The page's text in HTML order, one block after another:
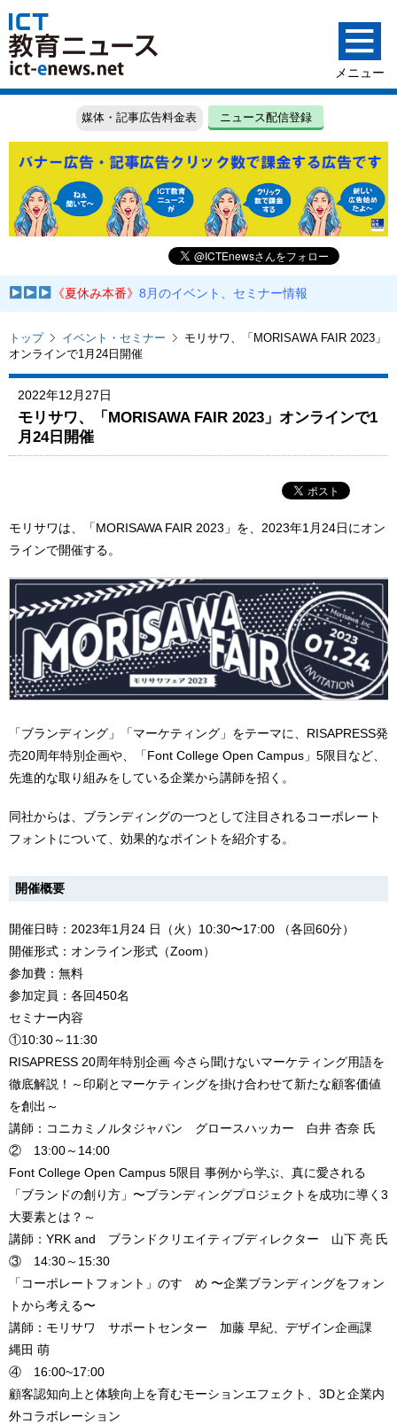
媒体・記事広告料金表 ニュース配信登録
《夏休み本番》8月のイベント、セミナー情報
トップ イベント・セミナー
モリサワ、「MORISAWA FAIR 2023」
オンラインで1月24日開催
2022年12月27日
モリサワ、「MORISAWA FAIR 2023」オンラインで1
月24日開催
モリサワは、「MORISAWA FAIR 2023」を、2023年1月24日にオン
ラインで開催する。
「ブランディング」「マーケティング」をテーマに、RISAPRESS発
売20周年特別企画や、「Font College Open Campus」5限目など、
先進的な取り組みをしている企業から講師を招く。
同社からは、ブランディングの一つとして注目されるコーポレート
フォントについて、効果的なポイントを紹介する。
開催概要
開催日時：2023年1月24 日（火）10:30〜17:00 （各回60分）
開催形式：オンライン形式（Zoom）
参加費：無料
参加定員：各回450名
セミナー内容
①10:30～11:30
RISAPRESS 20周年特別企画 今さら聞けないマーケティング用語を
徹底解説！～印刷とマーケティングを掛け合わせて新たな顧客価値
を創出～
講師：コニカミノルタジャパン グロースハッカー 白井 杏奈 氏
② 13:00～14:00
Font College Open Campus 5限目 事例から学ぶ、真に愛される
「ブランドの創り方」〜ブランディングプロジェクトを成功に導く3
大要素とは？～
講師：YRK and ブランドクリエイティブディレクター 山下 亮 氏
③ 14:30～15:30
「コーポレートフォント」のすゝめ 〜企業ブランディングをフォン
トから考える〜
講師：モリサワ サポートセンター 加藤 早紀、デザイン企画課
縄田 萌
④ 16:00~17:00
顧客認知向上と体験向上を育むモーションエフェクト、3Dと企業内
外コラボレーション